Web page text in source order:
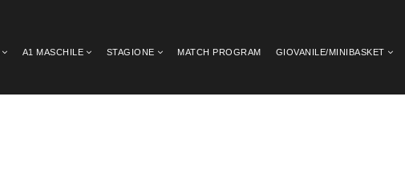
A1 MASCHILE STAGIONE MATCH PROGRAM GIOVANILE/MINIBASKET